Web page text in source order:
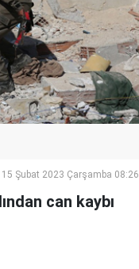
15 Şubat 2023 Çarşamba 08:26
can kaybı